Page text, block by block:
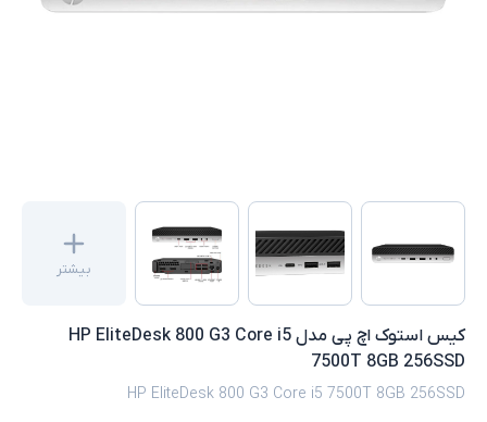
بیشتر
کیس استوک اچ پی مدل HP EliteDesk 800 G3 Core i5
7500T 8GB 256SSD
HP EliteDesk 800 G3 Core i5 7500T 8GB 256SSD